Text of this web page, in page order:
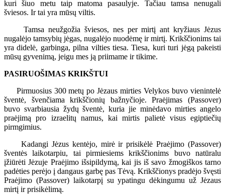
kuri šiuo metu taip matoma pasaulyje. Tačiau tamsa nenugali
šviesos. Ir tai yra mūsų viltis.
Tamsa neužgožia šviesos, nes per mirtį ant kryžiaus Jėzus
nugalėjo tamsybių jėgas, nugalėjo nuodėmę ir mirtį. Krikščionims tai
yra didelė, garbinga, pilna vilties tiesa. Tiesa, kuri turi jėgą pakeisti
mūsų gyvenimą, jeigu mes ją priimame ir tikime.
PASIRUOŠIMAS KRIKŠTUI
Pirmuosius 300 metų po Jėzaus mirties Velykos buvo vienintelė
šventė, švenčiama krikščionių bažnyčioje. Praėjimas (Passover)
buvo svarbiausia žydų šventė, kuria jie minėdavo mirties angelo
praėjimą pro izraelitų namus, kai mirtis palietė visus egiptiečių
pirmgimius.
Kadangi Jėzus kentėjo, mirė ir prisikėlė Praėjimo (Passover)
šventės laikotarpiu, tai pirmiesiems krikščionims buvo natūralu
įžiūrėti Jėzuje Praėjimo išsipildymą, kai jis iš savo žmogiškos tarno
padėties perėjo į dangaus garbę pas Tėvą. Krikščionys pradėjo švęsti
Praėjimo (Passover) laikotarpį su ypatingu dėkingumu už Jėzaus
mirtį ir prisikėlimą.